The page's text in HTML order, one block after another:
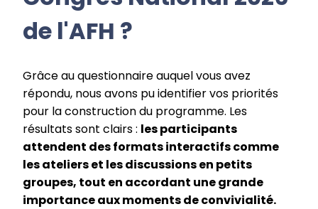
de l'AFH ?
Grâce au questionnaire auquel vous avez
répondu, nous avons pu identifier vos priorités
pour la construction du programme. Les
résultats sont clairs : les participants
attendent des formats interactifs comme
les ateliers et les discussions en petits
groupes, tout en accordant une grande
importance aux moments de convivialité.